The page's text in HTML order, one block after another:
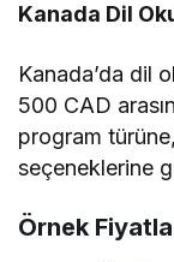
Kanada Dil
Kanada’da dil
500 CAD
program
seçeneklerine
Örnek